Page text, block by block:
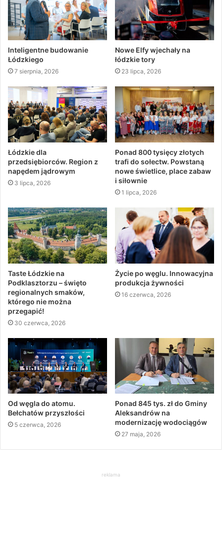
Inteligentne budowanie
Łódzkiego
7 sierpnia, 2026
Nowe Elfy wjechały na
łódzkie tory
23 lipca, 2026
Łódzkie dla
przedsiębiorców. Region z
napędem jądrowym
3 lipca, 2026
Ponad 800 tysięcy złotych
trafi do sołectw. Powstaną
nowe świetlice, place zabaw
i siłownie
1 lipca, 2026
Taste Łódzkie na
Podklasztorzu – święto
regionalnych smaków,
którego nie można
przegapić!
30 czerwca, 2026
Życie po węglu. Innowacyjna
produkcja żywności
16 czerwca, 2026
Od węgla do atomu.
Bełchatów przyszłości
5 czerwca, 2026
Ponad 845 tys. zł do Gminy
Aleksandrów na
modernizację wodociągów
27 maja, 2026
reklama